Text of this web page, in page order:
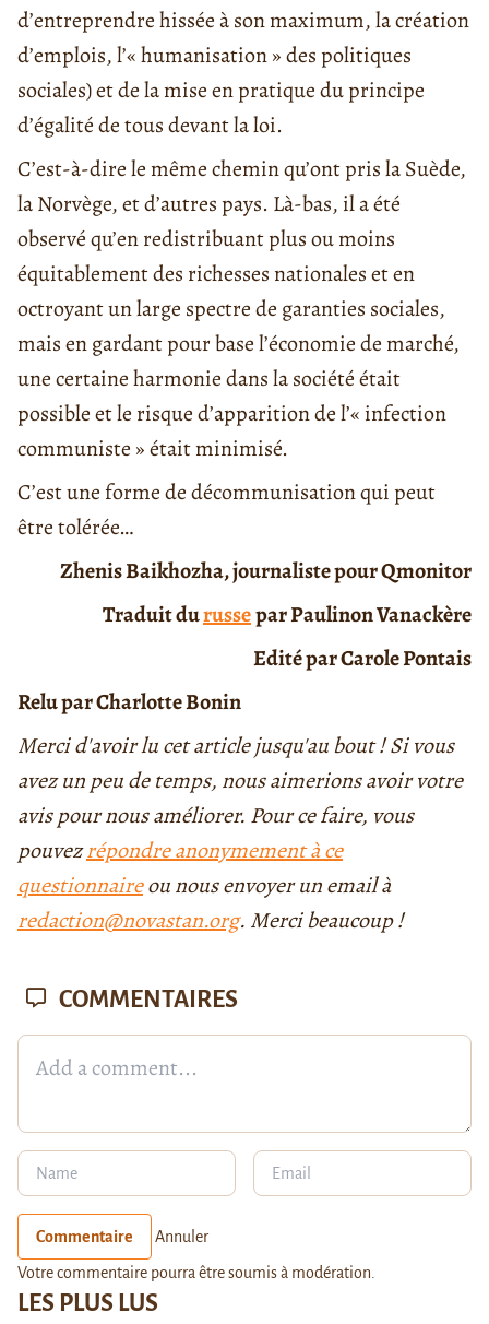
d’entreprendre hissée à son maximum, la création
d’emplois, l’« humanisation » des politiques
sociales) et de la mise en pratique du principe
d’égalité de tous devant la loi.
C’est-à-dire le même chemin qu’ont pris la Suède,
la Norvège, et d’autres pays. Là-bas, il a été
observé qu’en redistribuant plus ou moins
équitablement des richesses nationales et en
octroyant un large spectre de garanties sociales,
mais en gardant pour base l’économie de marché,
une certaine harmonie dans la société était
possible et le risque d’apparition de l’« infection
communiste » était minimisé.
C’est une forme de décommunisation qui peut
être tolérée…
Zhenis Baikhozha, journaliste pour Qmonitor
Traduit durusseparPaulinon Vanackère
Edité par Carole Pontais
Relu par Charlotte Bonin
Merci d'avoir lu cet article jusqu'au bout ! Si vous
avez un peu de temps, nous aimerions avoir votre
avis pour nous améliorer. Pour ce faire, vous
pouvezrépondre anonymement à ce
questionnaireou nous envoyer un email à
redaction@novastan.org. Merci beaucoup !
LES PLUS LUS
COMMENTAIRES
Commentaire Annuler
Votre commentaire pourra être soumis à modération.